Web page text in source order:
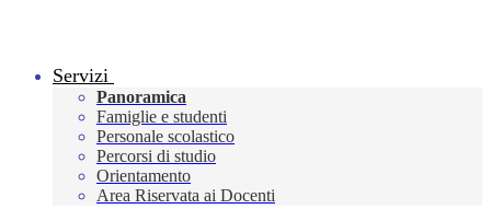
Servizi
Panoramica
Famiglie e studenti
Personale scolastico
Percorsi di studio
Orientamento
Area Riservata ai Docenti